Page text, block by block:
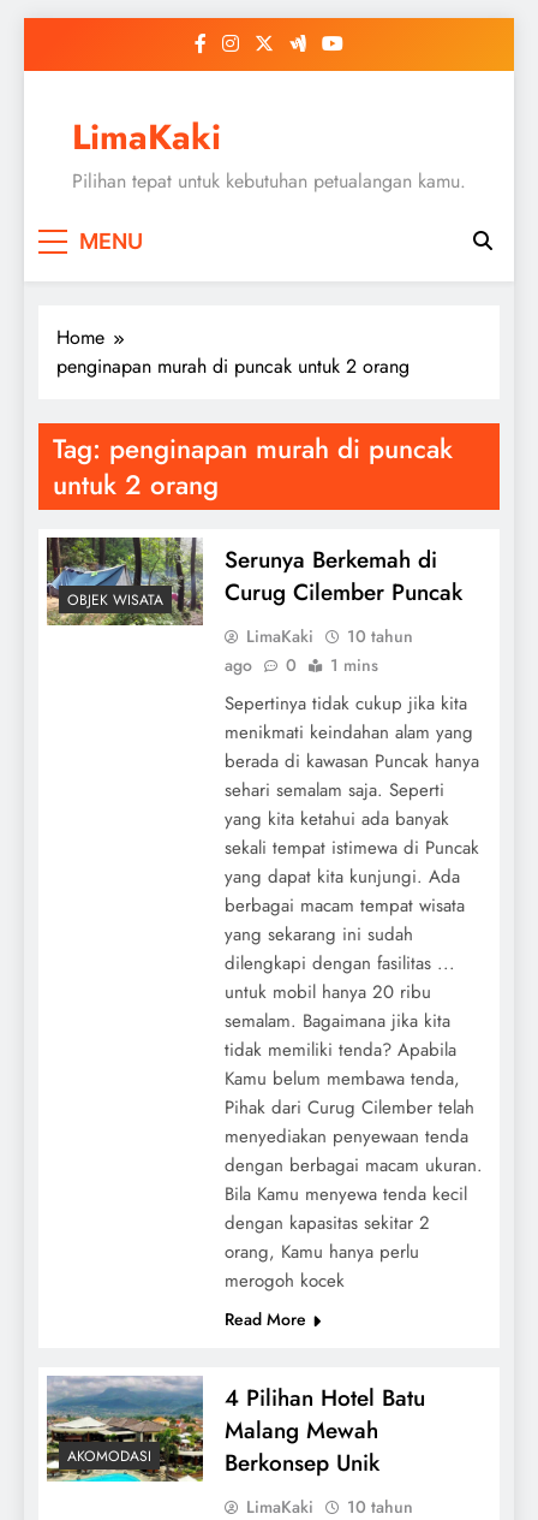
LimaKaki
Pilihan tepat untuk kebutuhan petualangan kamu.
MENU
Home
penginapan murah di puncak untuk 2 orang
Tag: penginapan murah di puncak
untuk 2 orang
OBJEK WISATA
Serunya Berkemah di
Curug Cilember Puncak
LimaKaki
10 tahun
ago
0 1 mins
Sepertinya tidak cukup jika kita
menikmati keindahan alam yang
berada di kawasan Puncak hanya
sehari semalam saja. Seperti
yang kita ketahui ada banyak
sekali tempat istimewa di Puncak
yang dapat kita kunjungi. Ada
berbagai macam tempat wisata
yang sekarang ini sudah
dilengkapi dengan fasilitas ...
untuk mobil hanya 20 ribu
semalam. Bagaimana jika kita
tidak memiliki tenda? Apabila
Kamu belum membawa tenda,
Pihak dari Curug Cilember telah
menyediakan penyewaan tenda
dengan berbagai macam ukuran.
Bila Kamu menyewa tenda kecil
dengan kapasitas sekitar 2
orang, Kamu hanya perlu
merogoh kocek
Read More
AKOMODASI
4 Pilihan Hotel Batu
Malang Mewah
Berkonsep Unik
LimaKaki
10 tahun